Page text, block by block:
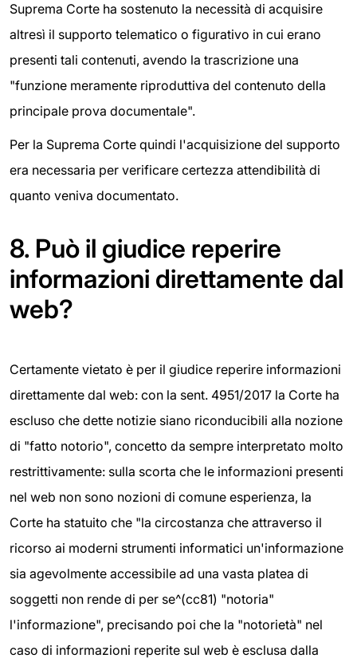
Suprema Corte ha sostenuto la necessità di acquisire
altresì il supporto telematico o figurativo in cui erano
presenti tali contenuti, avendo la trascrizione una
"funzione meramente riproduttiva del contenuto della
principale prova documentale".
Per la Suprema Corte quindi l'acquisizione del supporto
era necessaria per verificare certezza attendibilità di
quanto veniva documentato.
8. Può il giudice reperire
informazioni direttamente dal
web?
Certamente vietato è per il giudice reperire informazioni
direttamente dal web: con la sent. 4951/2017 la Corte ha
escluso che dette notizie siano riconducibili alla nozione
di "fatto notorio", concetto da sempre interpretato molto
restrittivamente: sulla scorta che le informazioni presenti
nel web non sono nozioni di comune esperienza, la
Corte ha statuito che "la circostanza che attraverso il
ricorso ai moderni strumenti informatici un'informazione
sia agevolmente accessibile ad una vasta platea di
soggetti non rende di per se^(cc81) "notoria"
l'informazione", precisando poi che la "notorietà" nel
caso di informazioni reperite sul web è esclusa dalla